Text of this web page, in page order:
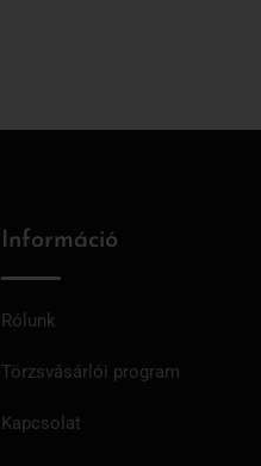
Információ
Rólunk
Törzsvásárlói program
Kapcsolat